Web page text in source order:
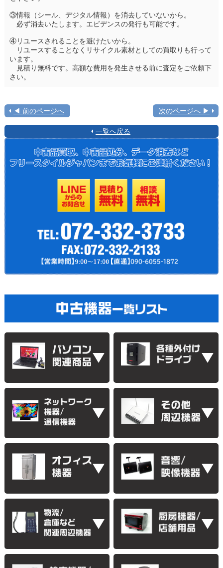
③情報（シール、デジタル情報）を消去していないから。
必ず消去いたします。エビデンスの発行も可能です。
④リユースされることを避けたいから。
リユースすることなくリサイクル素材としての買取りも行って
います。
見積り無料です。高額な費用を発生させる前に査定をご依頼下
さい。
◀ 前のページへ 次のページへ ▶
一覧へ戻る